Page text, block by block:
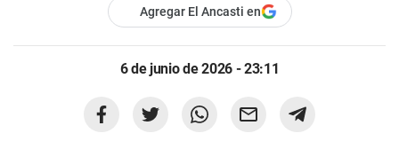
Agregar El Ancasti en
6 de junio de 2026 - 23:11